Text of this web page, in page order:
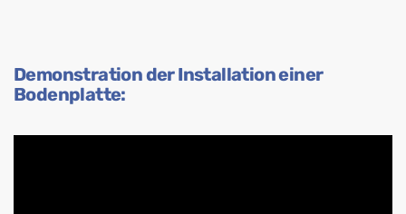
Demonstration der Installation einer
Bodenplatte: